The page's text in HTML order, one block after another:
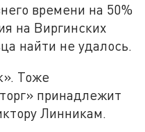
времени на 50%
на Виргинских
найти не удалось.
Тоже
принадлежит
Линникам.